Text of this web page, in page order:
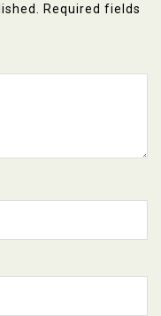
Required fields